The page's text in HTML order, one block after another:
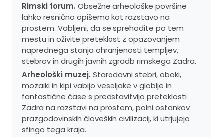
Rimski forum. Obsežne arheološke površine
lahko resnično opišemo kot razstavo na
prostem. Vabljeni, da se sprehodite po tem
mestu in oživite preteklost z opazovanjem
naprednega stanja ohranjenosti templjev,
stebrov in drugih javnih zgradb rimskega Zadra.
Arheološki muzej. Starodavni stebri, oboki,
mozaiki in kipi vabijo veseljake v globlje in
fantastične čase s predstavitvijo preteklosti
Zadra na razstavi na prostem, polni ostankov
prazgodovinskih človeških civilizacij, ki utrjujejo
sfingo tega kraja.